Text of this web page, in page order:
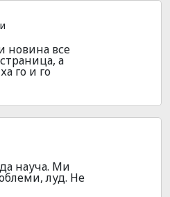
новина все
а
го и го
науча. Ми
луд. Не